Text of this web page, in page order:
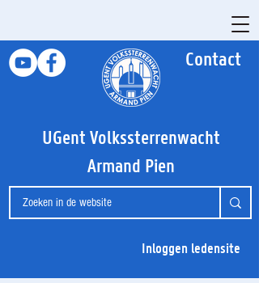
Contact
UGent Volkssterrenwacht
Armand Pien
Inloggen ledensite